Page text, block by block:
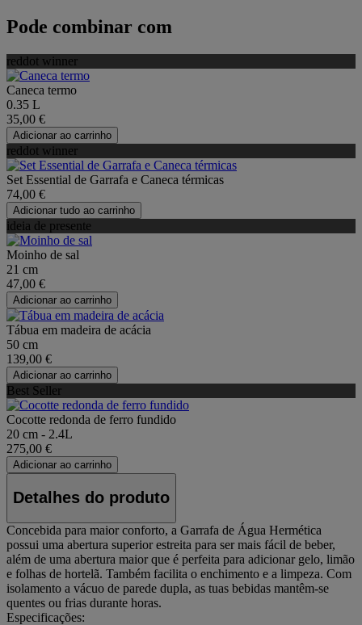
Pode combinar com
reddot winner
Caneca termo
0.35 L
35,00 €
Adicionar ao carrinho
reddot winner
Set Essential de Garrafa e Caneca térmicas
74,00 €
Adicionar tudo ao carrinho
ideia de presente
Moinho de sal
21 cm
47,00 €
Adicionar ao carrinho
Tábua em madeira de acácia
50 cm
139,00 €
Adicionar ao carrinho
Best Seller
Cocotte redonda de ferro fundido
20 cm - 2.4L
275,00 €
Adicionar ao carrinho
Detalhes do produto
Concebida para maior conforto, a Garrafa de Água Hermética
possui uma abertura superior estreita para ser mais fácil de beber,
além de uma abertura maior que é perfeita para adicionar gelo, limão
e folhas de hortelã. Também facilita o enchimento e a limpeza. Com
isolamento a vácuo de parede dupla, as tuas bebidas mantêm-se
quentes ou frias durante horas.
Especificações: